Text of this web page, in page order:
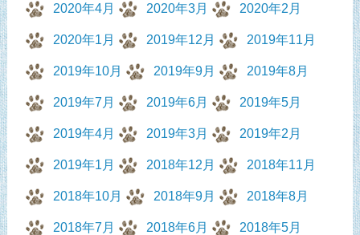
2020年4月 2020年3月 2020年2月
2020年1月 2019年12月 2019年11月
2019年10月 2019年9月 2019年8月
2019年7月 2019年6月 2019年5月
2019年4月 2019年3月 2019年2月
2019年1月 2018年12月 2018年11月
2018年10月 2018年9月 2018年8月
2018年7月 2018年6月 2018年5月